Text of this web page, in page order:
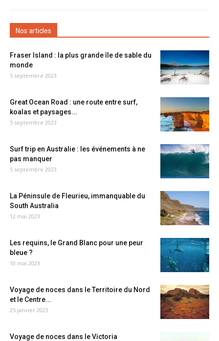
Nos articles
Fraser Island : la plus grande île de sable du
monde
5 septembre 2023
Great Ocean Road : une route entre surf,
koalas et paysages...
5 septembre 2023
Surf trip en Australie : les événements à ne
pas manquer
5 septembre 2023
La Péninsule de Fleurieu, immanquable du
South Australia
12 mai 2023
Les requins, le Grand Blanc pour une peur
bleue ?
10 mai 2023
Voyage de noces dans le Territoire du Nord
et le Centre...
25 janvier 2023
Voyage de noces dans le Victoria